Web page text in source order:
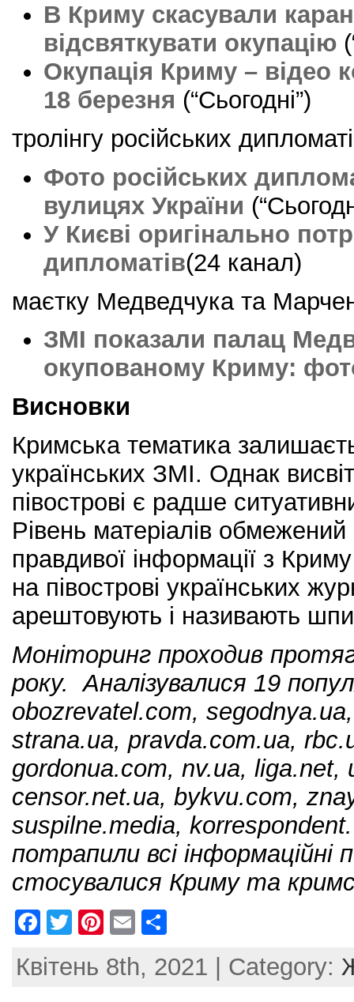
В Криму скасували
відсвяткувати окупацію
Окупація Криму – відео
18 березня (“Сьогодні”)
тролінгу російських
Фото російських
вулицях України
У Києві оригінально
дипломатів(24 канал)
маєтку Медведчука та
ЗМІ показали палац
окупованому Криму:
Висновки
Кримська тематика
українських ЗМІ. Однак
півострові є радше
Рівень матеріалів
правдивої інформації з
на півострові українських
арештовують і називають
Моніторинг проходив
року. Аналізувалися 19
obozrevatel.com,
strana.ua, pravda.com.ua,
gordonua.com, nv.ua, liga.net,
censor.net.ua, bykvu.com,
suspilne.media,
потрапили всі інформаційні
стосувалися Криму та
F
c
T
itt
Pi
er
E
ai ar
Квітень 8th, 2021 | Category: